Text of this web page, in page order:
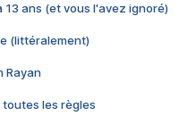
13 ans (et vous l'avez ignoré)
(littéralement)
Rayan
toutes les règles